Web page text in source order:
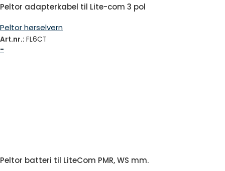
Peltor adapterkabel til Lite-com 3 pol
Peltor hørselvern
Art.nr.: FL6CT
-
Peltor batteri til LiteCom PMR, WS mm.